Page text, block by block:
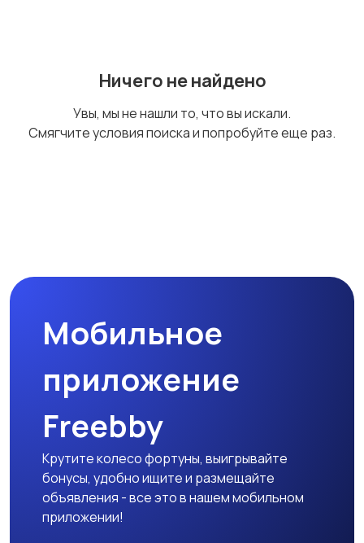
Тренажеры и фитнес Спортивное питание
Другое
Ничего не найдено
Увы, мы не нашли то, что вы искали.
Смягчите условия поиска и попробуйте еще раз.
Мобильное
приложение
Freebby
Крутите колесо фортуны, выигрывайте
бонусы, удобно ищите и размещайте
объявления - все это в нашем мобильном
приложении!